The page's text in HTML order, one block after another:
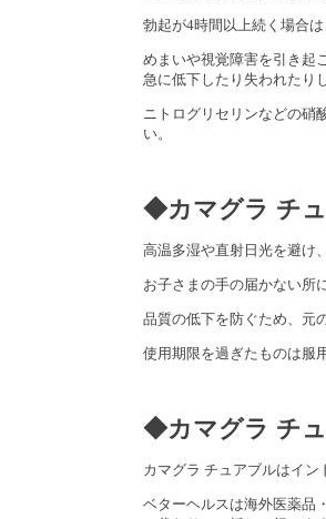
勃起が4時間以上続く場合
めまいや視覚障害を引き起
急に低下したり失われたり
ニトログリセリンなどの硝
い。
◆カマグラ チ
高温多湿や直射日光を避け
お子さまの手の届かない所
品質の低下を防ぐため、元
使用期限を過ぎたものは服
◆カマグラ チ
カマグラ チュアブルはイ
ベターヘルスは海外医薬品